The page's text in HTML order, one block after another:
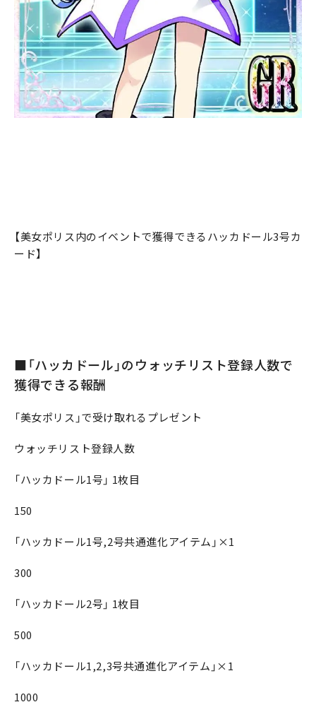
【美女ポリス内のイベントで獲得できるハッカドール3号カ
ード】
■「ハッカドール」のウォッチリスト登録人数で
獲得できる報酬
「美女ポリス」で受け取れるプレゼント
ウォッチリスト登録人数
「ハッカドール1号」 1枚目
150
「ハッカドール1号,2号共通進化アイテム」×1
300
「ハッカドール2号」 1枚目
500
「ハッカドール1,2,3号共通進化アイテム」×1
1000